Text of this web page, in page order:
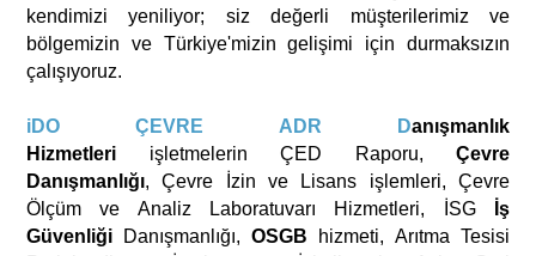
kendimizi yeniliyor; siz değerli müşterilerimiz ve
bölgemizin ve Türkiye'mizin gelişimi için durmaksızın
çalışıyoruz.
iDO ÇEVRE ADR Danışmanlık
Hizmetleri işletmelerin ÇED Raporu, Çevre
Danışmanlığı, Çevre İzin ve Lisans işlemleri, Çevre
Ölçüm ve Analiz Laboratuvarı Hizmetleri,
İSG
İş
Güvenliği Danışmanlığı, OSGB hizmeti, Arıtma Tesisi